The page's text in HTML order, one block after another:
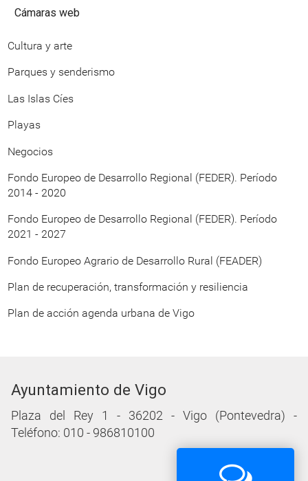
Cámaras web
Cultura y arte
Parques y senderismo
Las Islas Cíes
Playas
Negocios
Fondo Europeo de Desarrollo Regional (FEDER). Período
2014 - 2020
Fondo Europeo de Desarrollo Regional (FEDER). Período
2021 - 2027
Fondo Europeo Agrario de Desarrollo Rural (FEADER)
Plan de recuperación, transformación y resiliencia
Plan de acción agenda urbana de Vigo
Ayuntamiento de Vigo
Plaza del Rey 1 - 36202 - Vigo (Pontevedra) -
Teléfono: 010 - 986810100